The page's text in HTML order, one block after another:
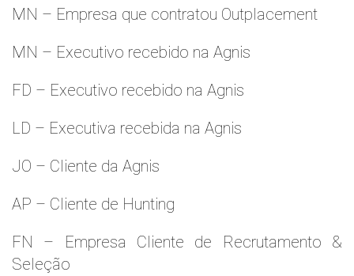
MN – Empresa que contratou Outplacement
MN – Executivo recebido na Agnis
FD – Executivo recebido na Agnis
LD – Executiva recebida na Agnis
JO – Cliente da Agnis
AP – Cliente de Hunting
FN – Empresa Cliente de Recrutamento &
Seleção